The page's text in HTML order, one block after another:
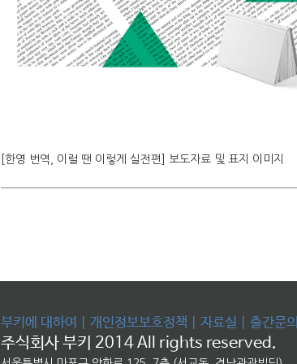
[한영 번역, 이럴 땐 이렇게 실전편] 보도자료 및 표지 이미지
부키에 대하여 개인정보보호정책 자료실 출간문의
주식회사 부키 2014 All rights reserved.